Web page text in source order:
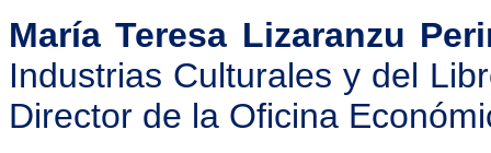
María Teresa Lizaranzu
Industrias Culturales y del
Director de la Oficina